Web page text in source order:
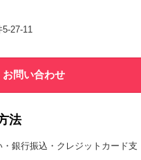
27-11
お問い合わせ
法
銀行振込・クレジットカード支